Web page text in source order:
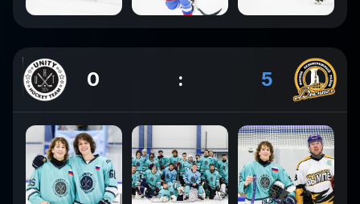
0 : 5